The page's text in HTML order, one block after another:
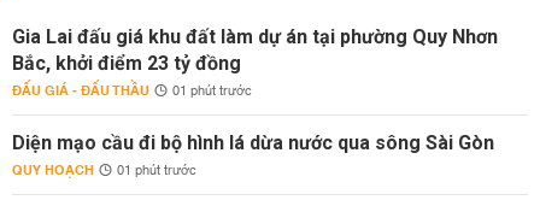
Gia Lai đấu giá khu đất làm dự án tại phường Quy Nhơn
Bắc, khởi điểm 23 tỷ đồng
ĐẤU GIÁ - ĐẤU THẦU 01 phút trước
Diện mạo cầu đi bộ hình lá dừa nước qua sông Sài Gòn
QUY HOẠCH 01 phút trước